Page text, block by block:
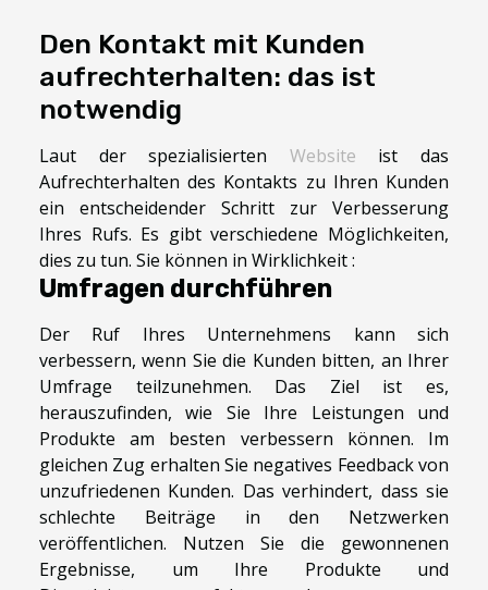
Den Kontakt mit Kunden
aufrechterhalten: das ist
notwendig
Laut der spezialisierten Website ist das
Aufrechterhalten des Kontakts zu Ihren Kunden
ein entscheidender Schritt zur Verbesserung
Ihres Rufs. Es gibt verschiedene Möglichkeiten,
dies zu tun. Sie können in Wirklichkeit :
Umfragen durchführen
Der Ruf Ihres Unternehmens kann sich
verbessern, wenn Sie die Kunden bitten, an Ihrer
Umfrage teilzunehmen. Das Ziel ist es,
herauszufinden, wie Sie Ihre Leistungen und
Produkte am besten verbessern können. Im
gleichen Zug erhalten Sie negatives Feedback von
unzufriedenen Kunden. Das verhindert, dass sie
schlechte Beiträge in den Netzwerken
veröffentlichen. Nutzen Sie die gewonnenen
Ergebnisse, um Ihre Produkte und